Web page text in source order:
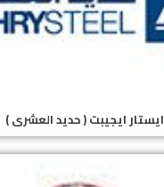
ايستار ايجيبت ( حديد العشرى )